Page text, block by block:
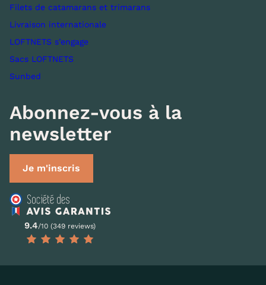
Filets de catamarans et trimarans
Livraison internationale
LOFTNETS s’engage
Sacs LOFTNETS
Sunbed
Abonnez-vous à la
newsletter
Je m'inscris
9.4/10 (349 reviews)